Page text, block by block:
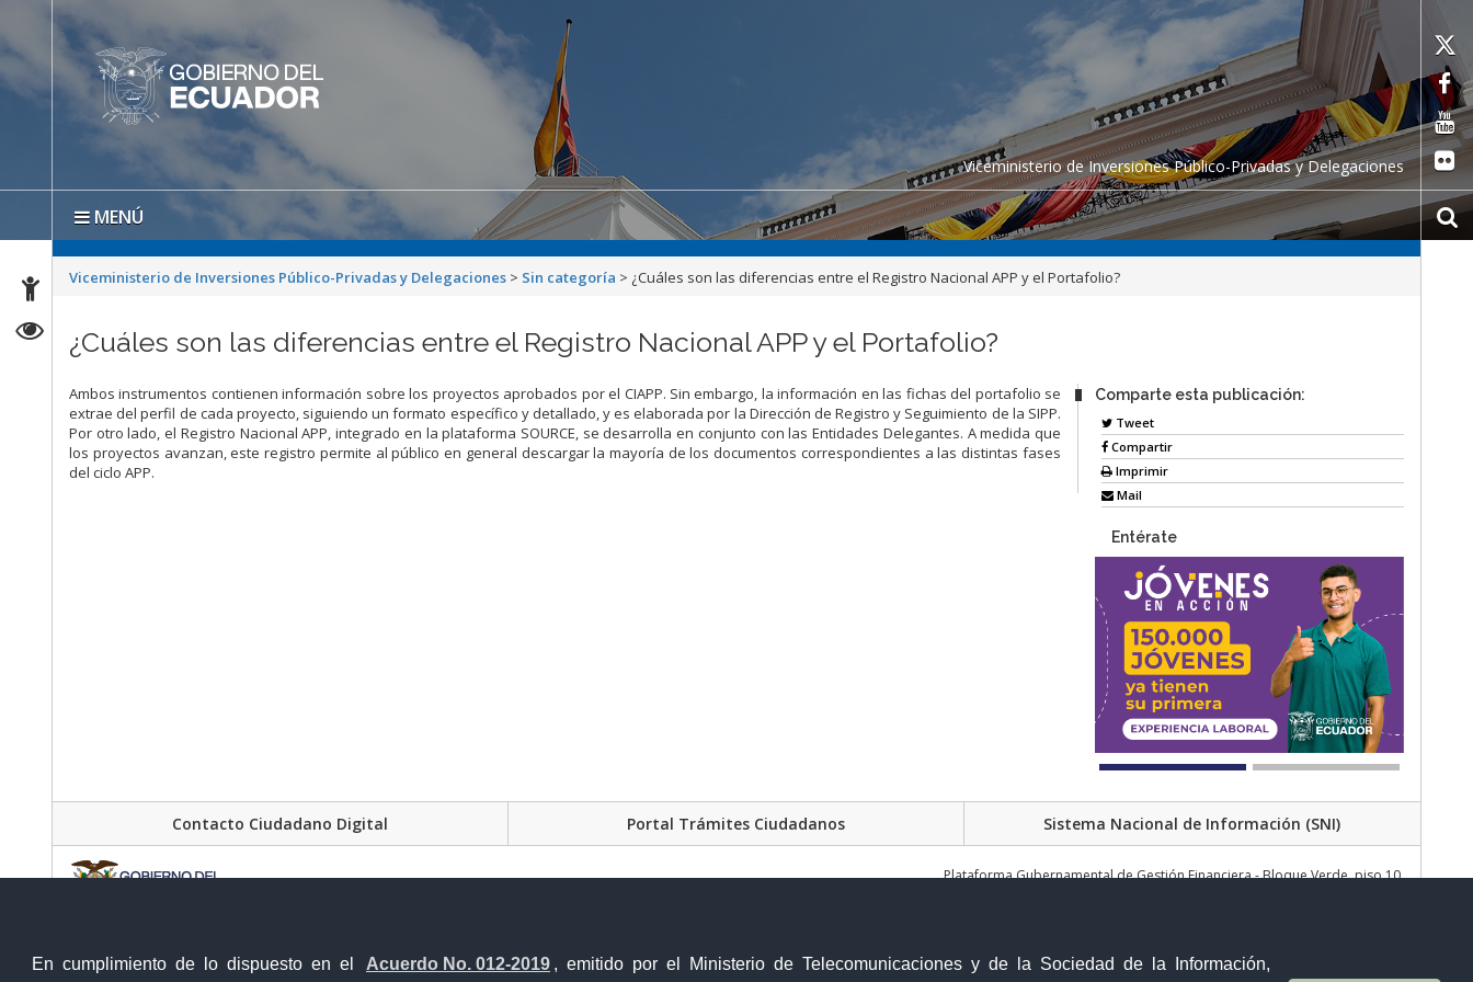
En cumplimiento de lo dispuesto en el Acuerdo No. 012-2019 , emitido por el Ministerio de Telecomunicaciones y de la Sociedad de la Información,
Viceministerio de Inversiones Público-Privadas y Delegaciones
MENÚ
Viceministerio de Inversiones Público-Privadas y Delegaciones > Sin categoría > ¿Cuáles son las diferencias entre el Registro Nacional APP y el Portafolio?
¿Cuáles son las diferencias entre el Registro Nacional APP y el Portafolio?
Ambos instrumentos contienen información sobre los proyectos aprobados por el CIAPP. Sin embargo, la información en las fichas del portafolio se
extrae del perfil de cada proyecto, siguiendo un formato específico y detallado, y es elaborada por la Dirección de Registro y Seguimiento de la SIPP.
Por otro lado, el Registro Nacional APP, integrado en la plataforma SOURCE, se desarrolla en conjunto con las Entidades Delegantes. A medida que
los proyectos avanzan, este registro permite al público en general descargar la mayoría de los documentos correspondientes a las distintas fases
del ciclo APP.
Comparte esta publicación:
Tweet
Compartir
Imprimir
Mail
Entérate
Contacto Ciudadano Digital Portal Trámites Ciudadanos Sistema Nacional de Información (SNI)
Plataforma Gubernamental de Gestión Financiera - Bloque Verde, piso 10.